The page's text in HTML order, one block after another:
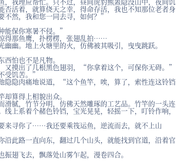
活着，就算侥天之幸，得命存活，我也不知那位老者身
然，我和您一同去寻，如何？”
能保你寒暑不侵。”
得那鱼鹰，扑楞楞，张翅乱拍……
幽。地上火塘里的火，仿佛被其吸引，曳曳跳跃。
怕也不是凡物。
摸出了几根黑色翅羽，“你拿着这个，可保你无碍。”
受饥苦。”
隐肉痛地说道，“这个鱼竿，唉，算了，索性连这铃铛
算得上相貌出众。
滑腻，竹节分明，仿佛天然雕琢的工艺品。竹竿的一头连
上系着个赭色铃铛，宝光晃晃，轻摇一下，叮铃作响，
来寻你了……我还要乘筏运鱼，逆流而去，就不上山
此路一直向东，翻过几个山头，就能找到官道，沿着官
翅飞去，飘落处山雾乍起，漫卷四合。